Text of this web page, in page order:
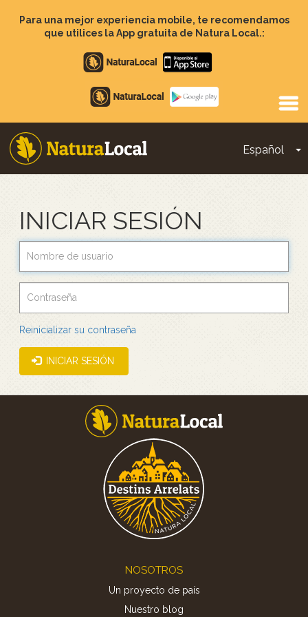
contenido
Para una mejor experiencia mobile, te recomendamos
que utilices la App gratuita de Natura Local.:
Apple
store
Google
Play
Español
Main
INICIAR SESIÓN
Reinicializar su contraseña
INICIAR SESIÓN
NOSOTROS
Un proyecto de país
Nuestro blog